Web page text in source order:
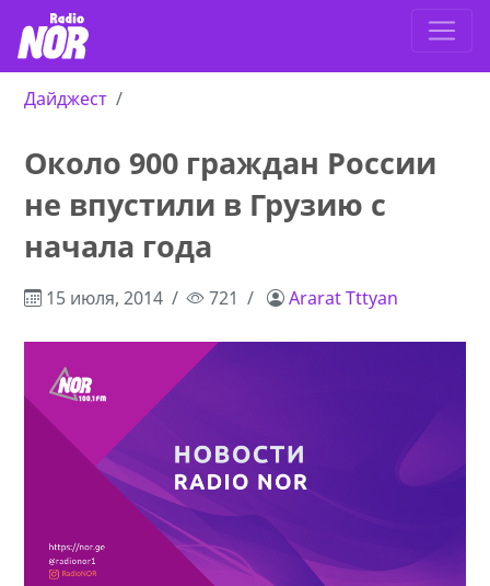
Дайджест
Около 900 граждан России
не впустили в Грузию с
начала года
15 июля, 2014 721 Ararat Tttyan